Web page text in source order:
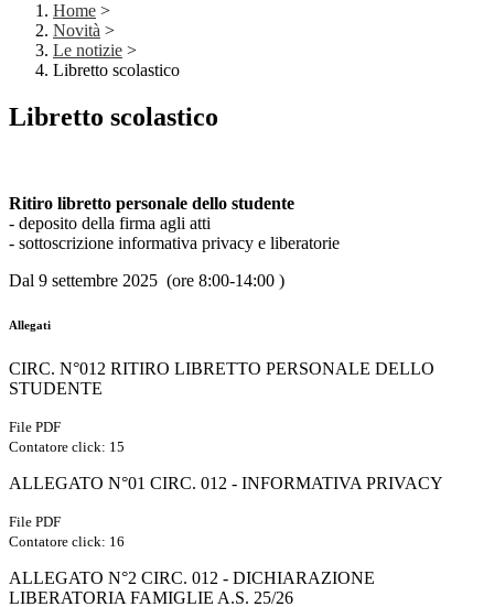
Home >
Novità >
Le notizie >
Libretto scolastico
Libretto scolastico
Ritiro libretto personale dello studente
- deposito della firma agli atti
- sottoscrizione informativa privacy e liberatorie
Dal 9 settembre 2025 (ore 8:00-14:00 )
Allegati
CIRC. N°012 RITIRO LIBRETTO PERSONALE DELLO
STUDENTE
File PDF
Contatore click: 15
ALLEGATO N°01 CIRC. 012 - INFORMATIVA PRIVACY
File PDF
Contatore click: 16
ALLEGATO N°2 CIRC. 012 - DICHIARAZIONE
LIBERATORIA FAMIGLIE A.S. 25/26